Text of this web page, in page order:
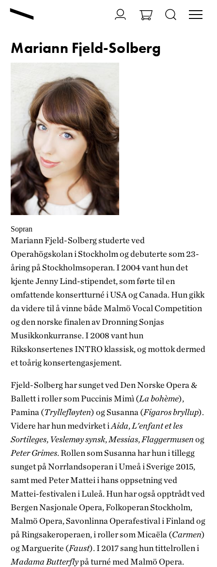
Mariann Fjeld-Solberg
Sopran
Mariann Fjeld-Solberg studerte ved
Operahögskolan i Stockholm og debuterte som 23-
åring på Stockholmsoperan. I 2004 vant hun det
kjente Jenny Lind-stipendet, som førte til en
omfattende konsertturné i USA og Canada. Hun gikk
da videre til å vinne både Malmö Vocal Competition
og den norske finalen av Dronning Sonjas
Musikkonkurranse. I 2008 vant hun
Rikskonsertenes INTRO klassisk, og mottok dermed
et toårig konsertengasjement.
Fjeld-Solberg har sunget ved Den Norske Opera &
Ballett i roller som Puccinis Mimì (La bohème),
Pamina (Tryllefløyten) og Susanna (Figaros bryllup).
Videre har hun medvirket iAida, L'enfant et les
Sortileges, Veslemøysynsk, Messias, Flaggermusenog
Peter Grimes. Rollen som Susanna har hun i tillegg
sunget på Norrlandsoperan i Umeå i Sverige 2015,
samt med Peter Mattei i hans oppsetning ved
Mattei-festivalen i Luleå. Hun har også opptrådt ved
Bergen Nasjonale Opera, Folkoperan Stockholm,
Malmö Opera, Savonlinna Operafestival i Finland og
på Ringsakeroperaen, i roller som Micaëla (Carmen)
og Marguerite (Faust). I 2017 sang hun tittelrollen i
Madama Butterflypå turné med Malmö Opera.